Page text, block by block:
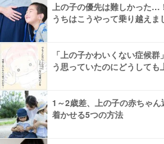
上の子の優先は難しかった…
うちはこうやって乗り越えま
「上の子かわいくない症候
う思っていたのにどうして
1～2歳差、上の子の赤ちゃ
着かせる5つの方法